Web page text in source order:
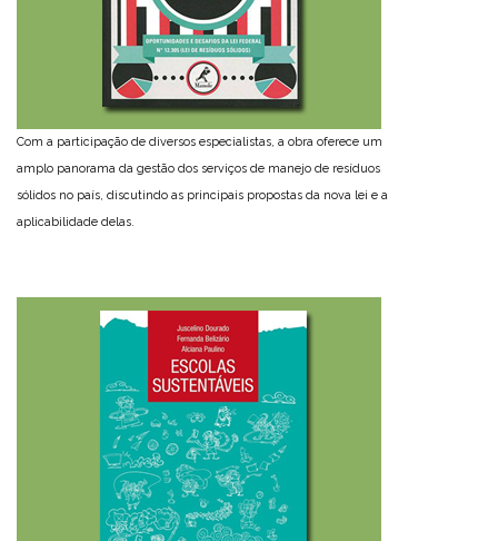
Com a participação de diversos especialistas, a obra oferece um
amplo panorama da gestão dos serviços de manejo de resíduos
sólidos no país, discutindo as principais propostas da nova lei e a
aplicabilidade delas.